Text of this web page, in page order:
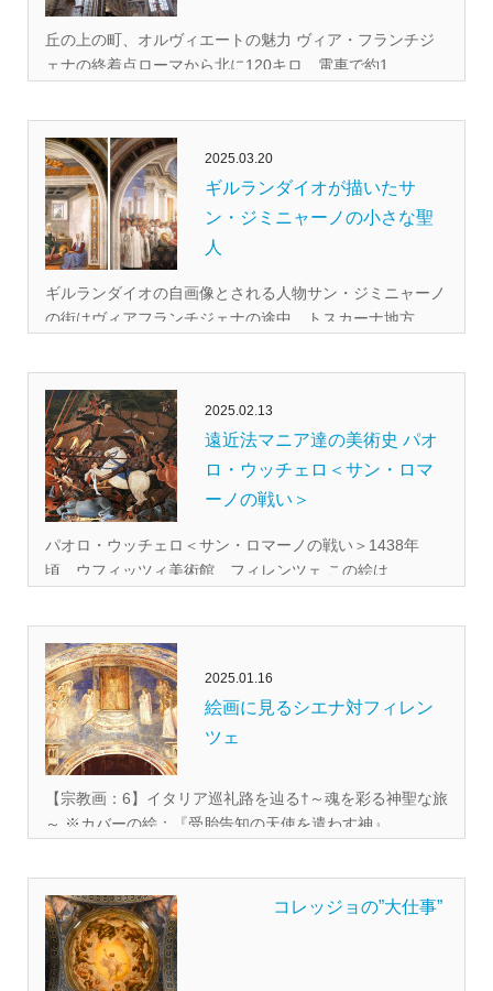
丘の上の町、オルヴィエートの魅力 ヴィア・フランチジ
ェナの終着点ローマから北に120キロ、電車で約1...
2025.03.20
ギルランダイオが描いたサ
ン・ジミニャーノの小さな聖
人
ギルランダイオの自画像とされる人物サン・ジミニャーノ
の街はヴィアフランチジェナの途中、トスカーナ地方...
2025.02.13
遠近法マニア達の美術史 パオ
ロ・ウッチェロ＜サン・ロマ
ーノの戦い＞
パオロ・ウッチェロ＜サン・ロマーノの戦い＞1438年
頃 ウフィッツィ美術館 フィレンツェ この絵は、...
2025.01.16
絵画に見るシエナ対フィレン
ツェ
【宗教画：6】イタリア巡礼路を辿る†～魂を彩る神聖な旅
～ ※カバーの絵：『受胎告知の天使を遣わす神』...
コレッジョの”大仕事”